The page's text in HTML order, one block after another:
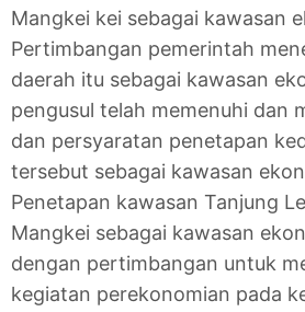
Mangkei kei sebagai kawasan
Pertimbangan pemerintah
daerah itu sebagai kawasan
pengusul telah memenuhi dan
dan persyaratan penetapan
tersebut sebagai kawasan
Penetapan kawasan Tanjung
Mangkei sebagai kawasan
dengan pertimbangan untuk
kegiatan perekonomian pada